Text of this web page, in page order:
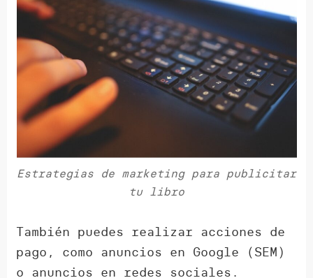
Estrategias de marketing para publicitar
tu libro
También puedes realizar acciones de
pago, como anuncios en Google (SEM)
o anuncios en redes sociales.